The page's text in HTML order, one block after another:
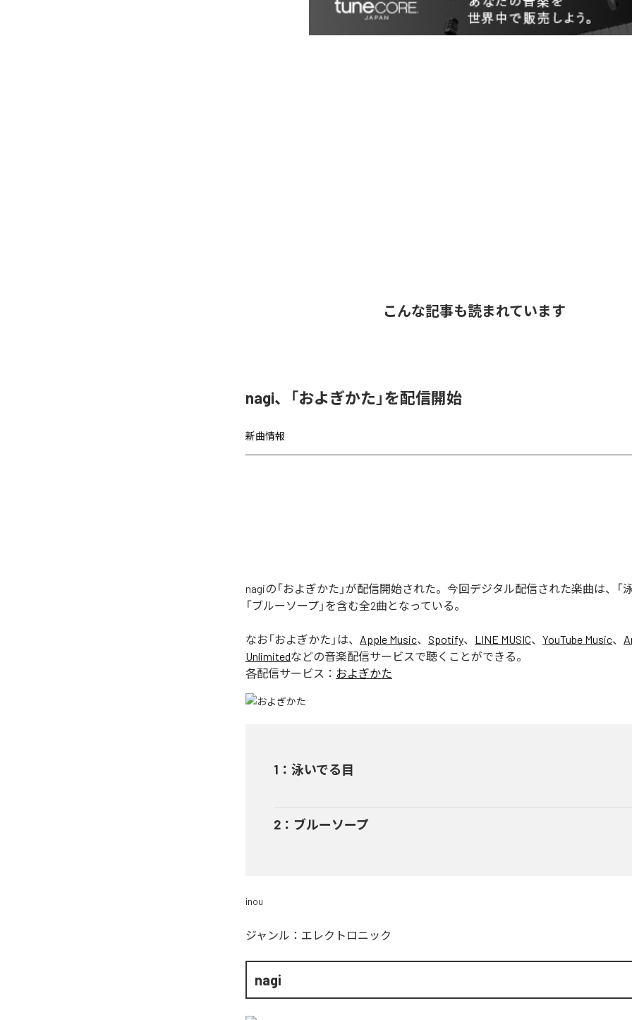
こんな記事も読まれています
nagi、「およぎかた」を配信開始
新曲情報
nagiの「およぎかた」が配信開始された。今回デジタル配信された楽曲は、「
「ブルーソープ」を含む全2曲となっている。
なお「およぎかた 」は、 Apple Music、 Spotify、 LINE MUSIC、 YouTube Music、
Unlimitedなどの音楽配信サービスで聴くことができる。
各配信サービス： およぎかた
1 ： 泳いでる目
2 ： ブルーソープ
inou
ジャンル： エレクトロニック
nagi